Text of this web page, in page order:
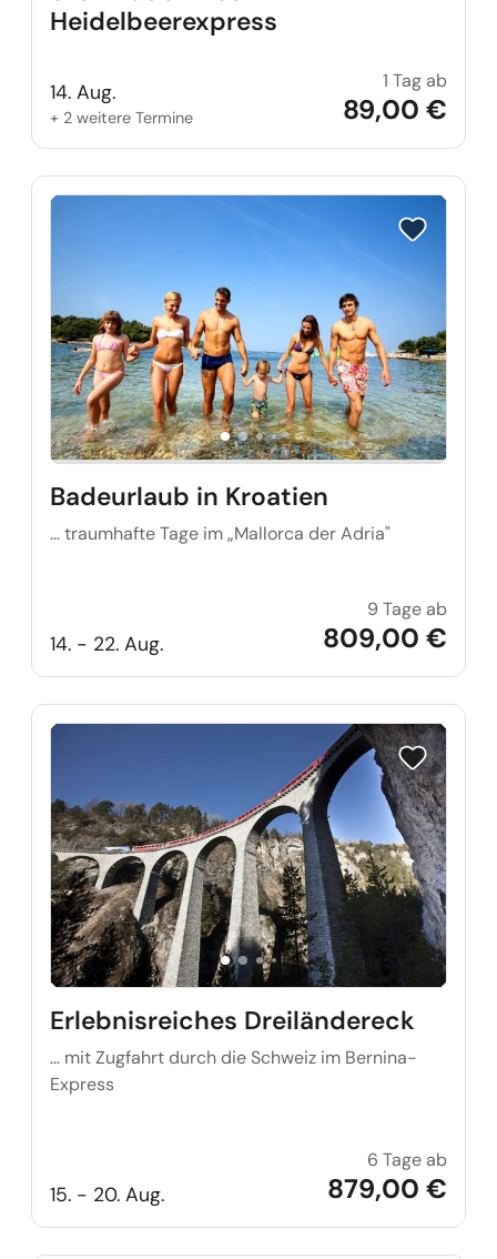
Heidelbeerexpress
14. Aug.
+ 2 weitere Termine
1 Tag ab
89,00 €
Reise auf
Badeurlaub in Kroatien
… traumhafte Tage im „Mallorca der Adria"
14. - 22. Aug.
9 Tage ab
809,00 €
Reise auf
Erlebnisreiches Dreiländereck
... mit Zugfahrt durch die Schweiz im Bernina-
Express
15. - 20. Aug.
6 Tage ab
879,00 €